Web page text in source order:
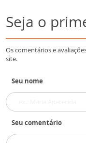
Seja o
Os comentários e
site.
Seu nome
Seu comentário